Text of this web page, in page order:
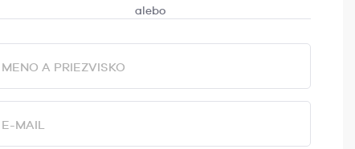
MENO A PRIEZVISKO
E-MAIL